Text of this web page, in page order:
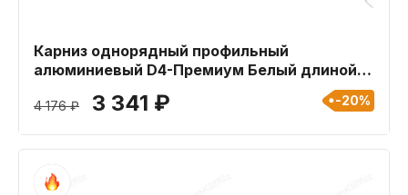
Карниз однорядный профильный
алюминиевый D4-Премиум Белый длиной
4 176 ₽ 3 341 ₽ -20%